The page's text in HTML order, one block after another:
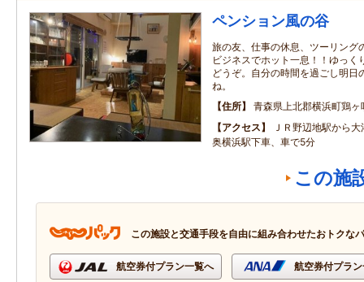
ペンション風の谷
旅の友、仕事の休息、ツーリング
ビジネスでホット一息！！ゆっく
どうぞ。自分の時間を過ごし明日
ね。
住所
青森県上北郡横浜町鶏ヶ
アクセス
ＪＲ野辺地駅から
奥横浜駅下車、車で5分
この施
この施設と交通手段を自由に組み合わせたおトクな
航空券付プラン一覧へ 航空券付プラ